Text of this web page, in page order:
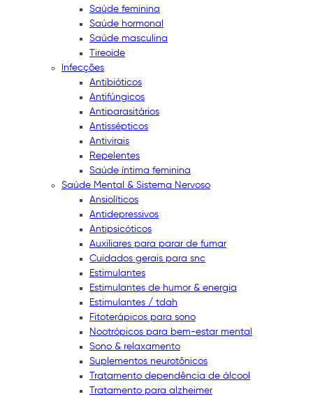
Saúde feminina
Saúde hormonal
Saúde masculina
Tireoide
Infecções
Antibióticos
Antifúngicos
Antiparasitários
Antissépticos
Antivirais
Repelentes
Saúde íntima feminina
Saúde Mental & Sistema Nervoso
Ansiolíticos
Antidepressivos
Antipsicóticos
Auxiliares para parar de fumar
Cuidados gerais para snc
Estimulantes
Estimulantes de humor & energia
Estimulantes / tdah
Fitoterápicos para sono
Nootrópicos para bem-estar mental
Sono & relaxamento
Suplementos neurotônicos
Tratamento dependência de álcool
Tratamento para alzheimer